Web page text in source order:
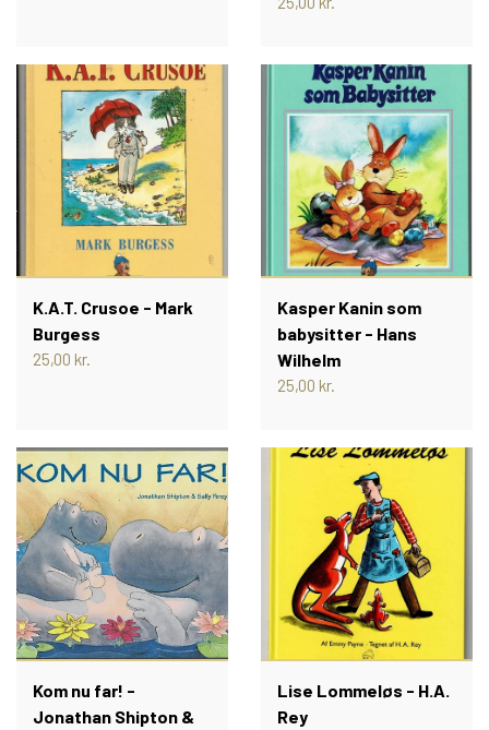
POLSKE PIXIBØGER
SVENSKE PIXIBØGER
TYSKE PIXIBØGER
K.A.T. Crusoe - Mark
Burgess
25,00 kr.
Kasper Kanin som
babysitter - Hans
Wilhelm
25,00 kr.
Kom nu far! -
Jonathan Shipton &
Lise Lommeløs - H.A.
Rey